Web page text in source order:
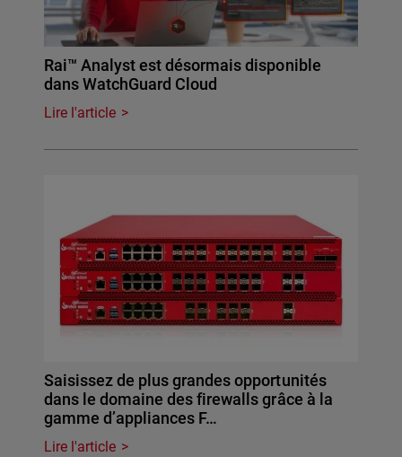
Rai™ Analyst est désormais disponible
dans WatchGuard Cloud
Lire l'article
Saisissez de plus grandes opportunités
dans le domaine des firewalls grâce à la
gamme d’appliances F…
Lire l'article